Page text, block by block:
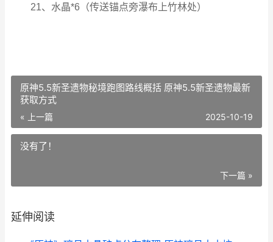
21、水晶*6（传送锚点旁瀑布上竹林处）
原神5.5新圣遗物秘境跑图路线概括 原神5.5新圣遗物最新
获取方式
« 上一篇 2025-10-19
没有了！
下一篇 »
延伸阅读